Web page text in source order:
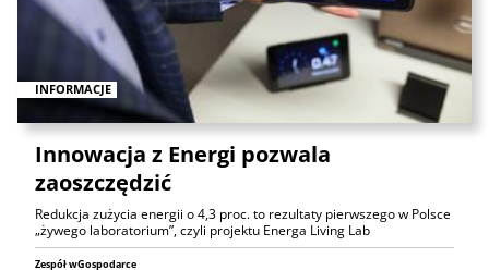
INFORMACJE
Innowacja z Energi pozwala
zaoszczędzić
Redukcja zużycia energii o 4,3 proc. to rezultaty pierwszego w Polsce
„żywego laboratorium”, czyli projektu Energa Living Lab
Zespół wGospodarce